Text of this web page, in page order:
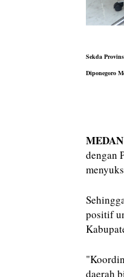
Sekda
Diponegoro
dengan
positif
daerah